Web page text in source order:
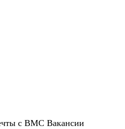
с ВМС Вакансии